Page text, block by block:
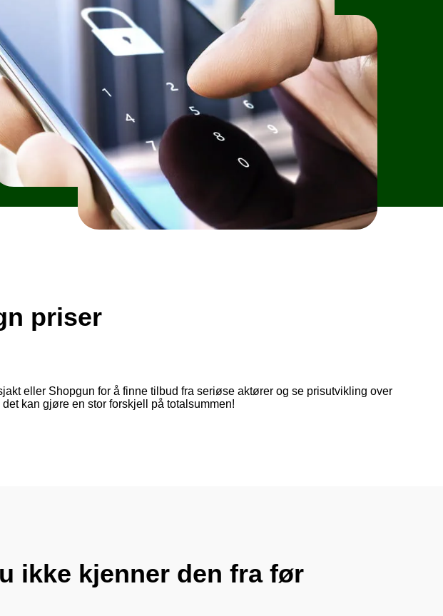
priser
eller Shopgun for å finne tilbud fra seriøse aktører og se prisutvikling over
kan gjøre en stor forskjell på totalsummen!
ikke kjenner den fra før